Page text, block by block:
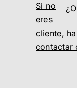
Si no
eres
cliente,
contactar